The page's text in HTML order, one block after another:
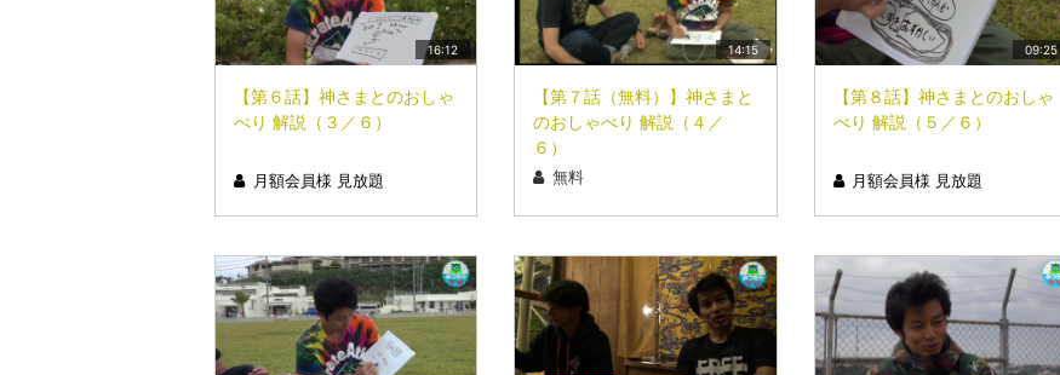
16:12
【第６話】神さまとのおしゃ
べり 解説（３／６）
月額会員様 見放題
14:15
【第７話（無料）】神さまと
のおしゃべり 解説（４／
６）
無料
09:25
【第８話】神さまとのおしゃ
べり 解説（５／６）
月額会員様 見放題